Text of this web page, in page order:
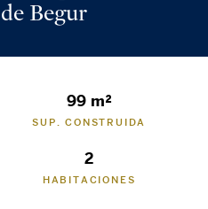
Begur
99 m²
SUP. CONSTRUIDA
2
HABITACIONES